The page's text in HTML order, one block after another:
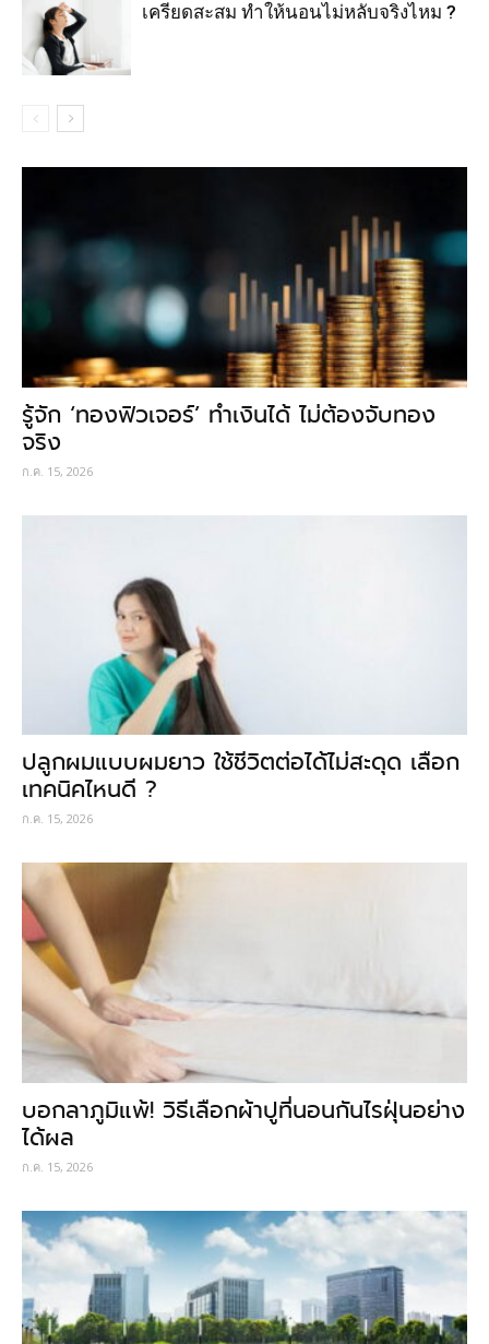
เครียดสะสม ทำให้นอนไม่หลับจริงไหม ?
รู้จัก ‘ทองฟิวเจอร์’ ทำเงินได้ ไม่ต้องจับทอง
จริง
ก.ค. 15, 2026
ปลูกผมแบบผมยาว ใช้ชีวิตต่อได้ไม่สะดุด เลือก
เทคนิคไหนดี ?
ก.ค. 15, 2026
บอกลาภูมิแพ้! วิธีเลือกผ้าปูที่นอนกันไรฝุ่นอย่าง
ได้ผล
ก.ค. 15, 2026